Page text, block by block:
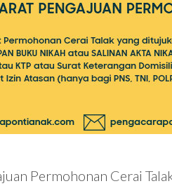
Permohonan Cerai